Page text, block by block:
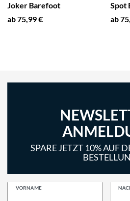
Joker Barefoot
ab 75,99 €
Spot
ab
SPARE JETZT 10% AUF
VORNAME